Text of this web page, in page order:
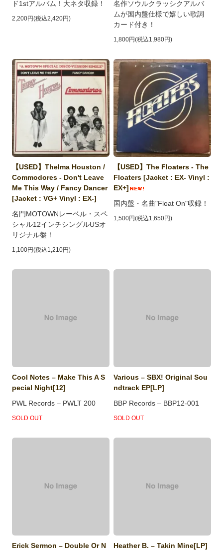
ド1stアルバム！大ネタ収録！
2,200円(税込2,420円)
名作ソウルクラッシクアルバ
ムが国内盤仕様で嬉しい歌詞
カード付き！
1,800円(税込1,980円)
【USED】Thelma Houston /
Commodores - Don't Leave
Me This Way / Fancy Dancer
[Jacket : VG+ Vinyl : EX-]
名門MOTOWNレーベル・スペ
シャル12インチシングルUSオ
リジナル盤！
1,100円(税込1,210円)
【USED】The Floaters - The
Floaters [Jacket : EX- Vinyl :
EX+]
国内盤・名曲"Float On"収録！
1,500円(税込1,650円)
Cool Notes – Make This A S
pecial Night[12]
PWL Records – PWLT 200
SOLD OUT
Various – SBX! Original Sou
ndtrack EP[LP]
BBP Records – BBP12-001
SOLD OUT
Erick Sermon – Double Or N
Heather B. – Takin Mine[LP]